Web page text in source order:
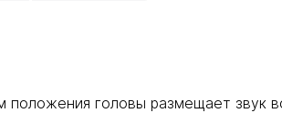
головы размещает звук